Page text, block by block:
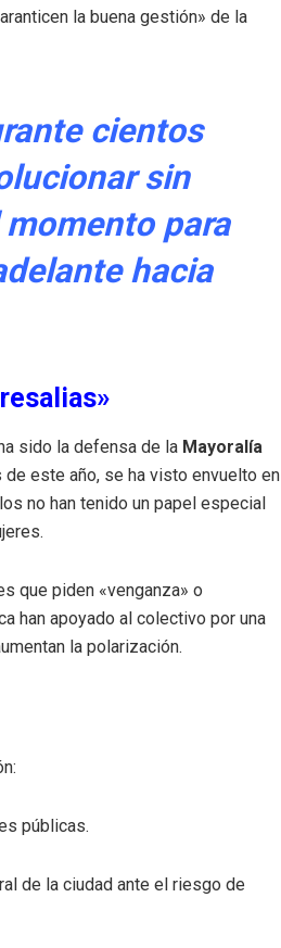
la buena gestión» de la
cientos
sin
para
hacia
sido la defensa de la Mayoralía
este año, se ha visto envuelto en
no han tenido un papel especial
.
que piden «venganza» o
han apoyado al colectivo por una
la polarización.
públicas.
de la ciudad ante el riesgo de